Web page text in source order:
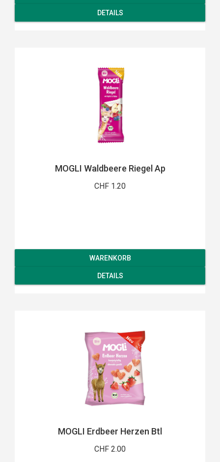
DETAILS
MOGLI Waldbeere Riegel Ap
CHF 1.20
WARENKORB
DETAILS
MOGLI Erdbeer Herzen Btl
CHF 2.00